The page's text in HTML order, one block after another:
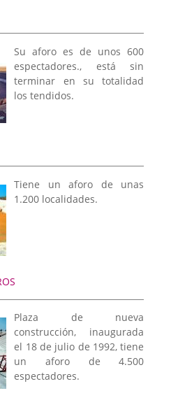
Su aforo es de unos 600
espectadores., está sin
terminar en su totalidad
los tendidos.
Tiene un aforo de unas
1.200 localidades.
Plaza de nueva
construcción, inaugurada
el 18 de julio de 1992, tiene
un aforo de 4.500
espectadores.